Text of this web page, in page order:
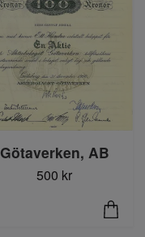
Götaverken, AB
500 kr